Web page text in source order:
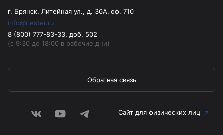
г. Брянск, Литейная ул., д. 36А, оф. 710
info@riester.ru
8 (800) 777-83-33, доб. 502
(с 9:30 до 18:00 в рабочие дни)
Обратная связь
Сайт для физических лиц